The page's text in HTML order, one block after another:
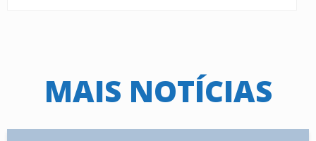
MAIS NOTÍCIAS